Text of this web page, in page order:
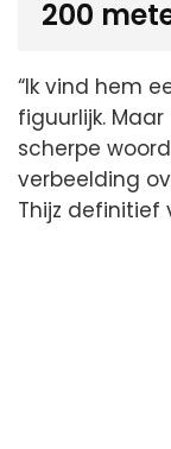
200
“Ik vind hem
figuurlijk.
scherpe
verbeelding
Thijz definitief